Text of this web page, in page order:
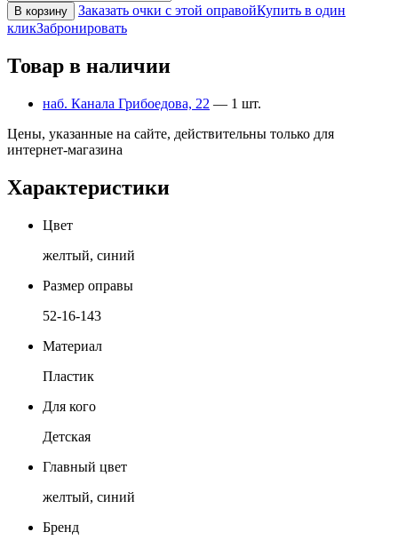
В корзину Заказать очки с этой оправойКупить в один
кликЗабронировать
Товар в наличии
наб. Канала Грибоедова, 22 — 1 шт.
Цены, указанные на сайте, действительны только для
интернет-магазина
Характеристики
Цвет
желтый, синий
Размер оправы
52-16-143
Материал
Пластик
Для кого
Детская
Главный цвет
желтый, синий
Бренд